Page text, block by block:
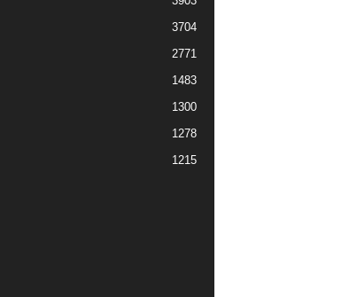
3704
2771
1483
1300
1278
1215